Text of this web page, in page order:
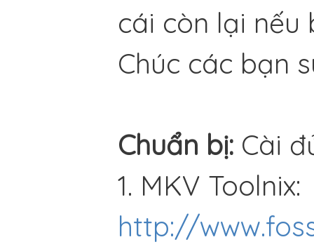
cái còn lại nếu
Chúc các bạn
Chuẩn bị: Cài
1. MKV Toolnix:
http://